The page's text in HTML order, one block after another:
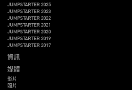
JUMPSTARTER 2025
JUMPSTARTER 2023
JUMPSTARTER 2022
JUMPSTARTER 2021
JUMPSTARTER 2020
JUMPSTARTER 2019
JUMPSTARTER 2017
資訊
媒體
影片
照片